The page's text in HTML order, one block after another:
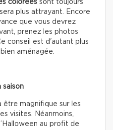
colorées sont toujours
plus attrayant. Encore
que vous devrez
prenez les photos
conseil est d'autant plus
aménagée.
saison
être magnifique sur les
visites. Néanmoins,
au profit de